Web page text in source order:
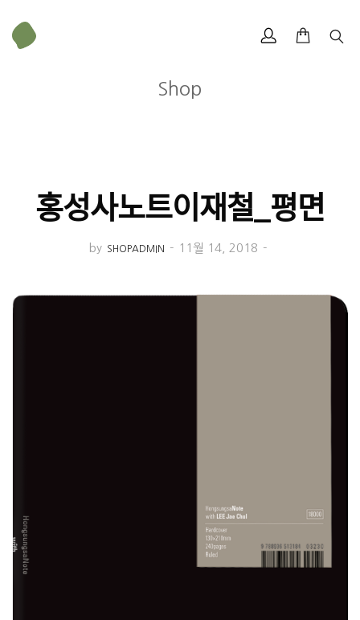
Shop
홍성사노트이재철_평면
by SHOPADMIN - 11월 14, 2018 -